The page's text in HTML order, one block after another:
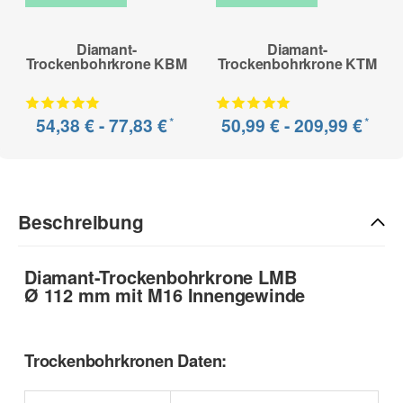
Diamant-
Trockenbohrkrone KBM
54,38 € -77,83 €*
Diamant-
Trockenbohrkrone KTM
50,99 € -209,99 €*
Beschreibung
Diamant-Trockenbohrkrone LMB
Ø 112 mm mit M16 Innengewinde
Trockenbohrkronen Daten: